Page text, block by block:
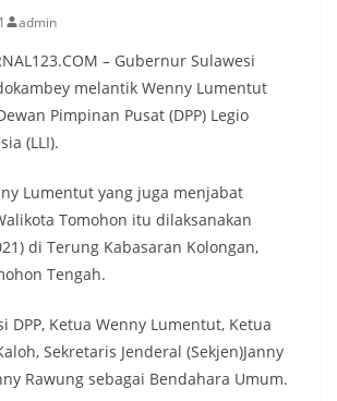
admin
– Gubernur Sulawesi
melantik Wenny Lumentut
Pimpinan Pusat (DPP) Legio
(LLI).
Lumentut yang juga menjabat
Tomohon itu dilaksanakan
di Terung Kabasaran Kolongan,
Tengah.
DPP, Ketua Wenny Lumentut, Ketua
Sekretaris Jenderal (Sekjen)Janny
Rawung sebagai Bendahara Umum.